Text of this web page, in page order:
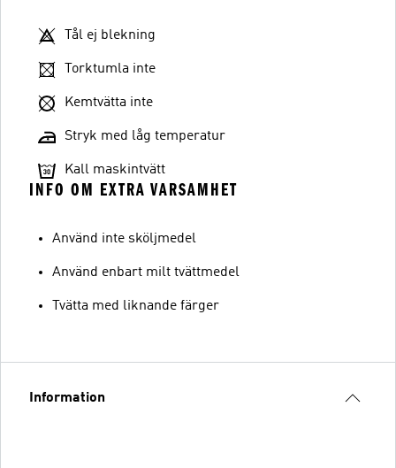
Tål ej blekning
Torktumla inte
Kemtvätta inte
Stryk med låg temperatur
Kall maskintvätt
INFO OM EXTRA VARSAMHET
Använd inte sköljmedel
Använd enbart milt tvättmedel
Tvätta med liknande färger
Information